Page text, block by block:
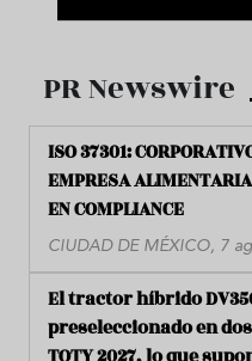
PR Newswire
ISO 37301:
EMPRESA
EN COMPLIANCE
CIUDAD DE MÉXICO, 7
El tractor híbrido
preseleccionado en